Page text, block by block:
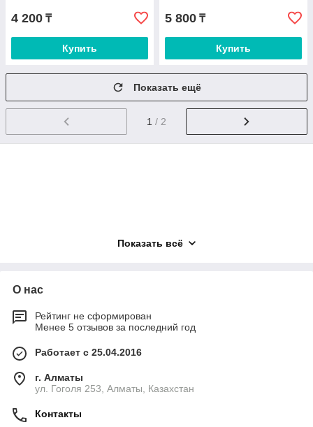
4 200 ₸
Купить
5 800 ₸
Купить
Показать ещё
1 / 2
Показать всё
О нас
Рейтинг не сформирован
Менее 5 отзывов за последний год
Работает с 25.04.2016
г. Алматы
ул. Гоголя 253, Алматы, Казахстан
Контакты